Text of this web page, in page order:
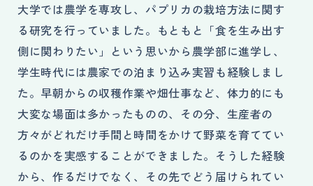
大学では農学を専攻し、パプリカの栽培方法に関す
る研究を行っていました。もともと「食を生み出す
側に関わりたい」という思いから農学部に進学し、
学生時代には農家での泊まり込み実習も経験しまし
た。早朝からの収穫作業や畑仕事など、体力的にも
大変な場面は多かったものの、その分、生産者の
方々がどれだけ手間と時間をかけて野菜を育ててい
るのかを実感することができました。そうした経験
から、作るだけでなく、その先でどう届けられてい